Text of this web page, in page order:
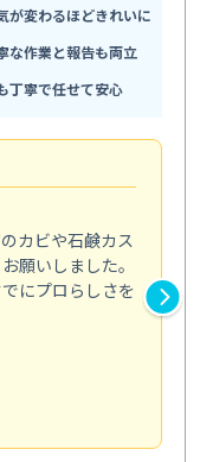
が変わるほどきれいに
な作業と報告も両立
丁寧で任せて安心
カビや石鹸カス
願いしました。
にプロらしさを